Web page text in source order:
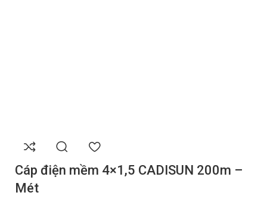
Cáp điện mềm 4×1,5 CADISUN 200m –
Mét